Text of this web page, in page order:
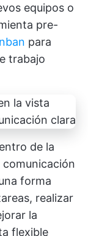
equipos o
pre-
para
trabajo
de la
comunicación
forma
realizar
la
flexible